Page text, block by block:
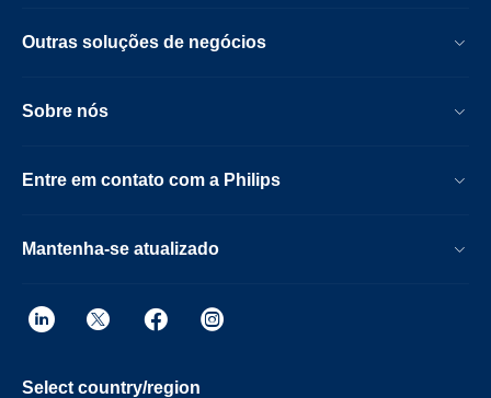
Outras soluções de negócios
Sobre nós
Entre em contato com a Philips
Mantenha-se atualizado
Select country/region